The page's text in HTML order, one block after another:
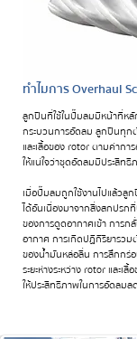
ทำไมการ Overhaul
ลูกปืนที่ใช้ในปั๊มลมมีหน้าที่หลั
กระบวนการอัดลม ลูกปืนทุกตั
และเสื้อของ rotor ตามค่าก
ให้แน่ใจว่าชุดอัดลมมีประสิท
เมื่อปั๊มลมถูกใช้งานไปแล้วลู
ได้อันเนื่องมาจากสิ่งสกปรก
ของการดูดอากาศเข้า การก
อากาศ การเกิดปฏิกิริยารวม
ของน้ำมันหล่อลื่น การสึกกร่อ
ระยะห่างระหว่าง rotor และ
ให้ประสิทธิภาพในการอัดลมล